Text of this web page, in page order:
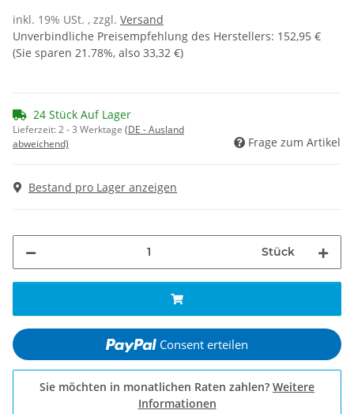
inkl. 19% USt. , zzgl. Versand
Unverbindliche Preisempfehlung des Herstellers: 152,95 €
(Sie sparen 21.78%, also 33,32 €)
24 Stück Auf Lager
Lieferzeit:2 - 3 Werktage (DE - Ausland
abweichend)
Frage zum Artikel
Bestand pro Lager anzeigen
Stück
Consent erteilen
Sie möchten in monatlichen Raten zahlen? Weitere
Informationen